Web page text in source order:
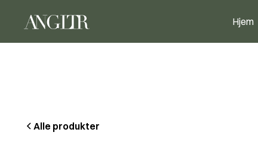
Hjem
Alle produkter